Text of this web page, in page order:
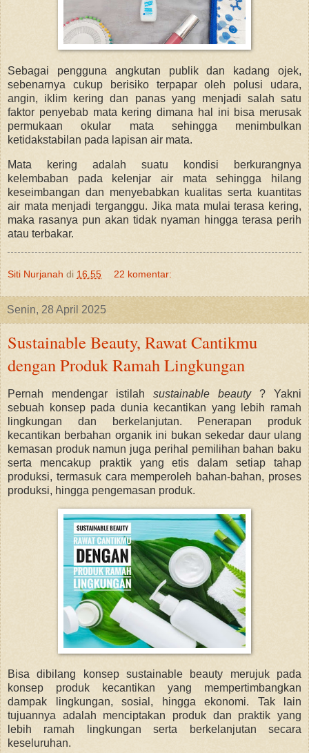
Sebagai pengguna angkutan publik dan kadang ojek,
sebenarnya cukup berisiko terpapar oleh polusi udara,
angin, iklim kering dan panas yang menjadi salah satu
faktor penyebab mata kering dimana hal ini bisa merusak
permukaan okular mata sehingga menimbulkan
ketidakstabilan pada lapisan air mata.
Mata kering adalah suatu kondisi berkurangnya
kelembaban pada kelenjar air mata sehingga hilang
keseimbangan dan menyebabkan kualitas serta kuantitas
air mata menjadi terganggu. Jika mata mulai terasa kering,
maka rasanya pun akan tidak nyaman hingga terasa perih
atau terbakar.
Siti Nurjanah di 16.55 22 komentar:
Senin, 28 April 2025
Sustainable Beauty, Rawat Cantikmu
dengan Produk Ramah Lingkungan
Pernah mendengar istilah sustainable beauty? Yakni
sebuah konsep pada dunia kecantikan yang lebih ramah
lingkungan dan berkelanjutan. Penerapan produk
kecantikan berbahan organik ini bukan sekedar daur ulang
kemasan produk namun juga perihal pemilihan bahan baku
serta mencakup praktik yang etis dalam setiap tahap
produksi, termasuk cara memperoleh bahan-bahan, proses
produksi, hingga pengemasan produk.
Bisa dibilang konsep sustainable beauty merujuk pada
konsep produk kecantikan yang mempertimbangkan
dampak lingkungan, sosial, hingga ekonomi. Tak lain
tujuannya adalah menciptakan produk dan praktik yang
lebih ramah lingkungan serta berkelanjutan secara
keseluruhan.